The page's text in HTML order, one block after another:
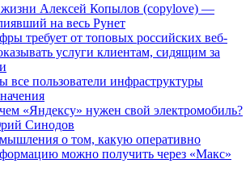
Алексей Копылов (copylove) —
на весь Рунет
требует от топовых российских веб-
услуги клиентам, сидящим за
все пользователи инфраструктуры
«Яндексу» нужен свой электромобиль?
Синодов
о том, какую оперативно
можно получить через «Макс»